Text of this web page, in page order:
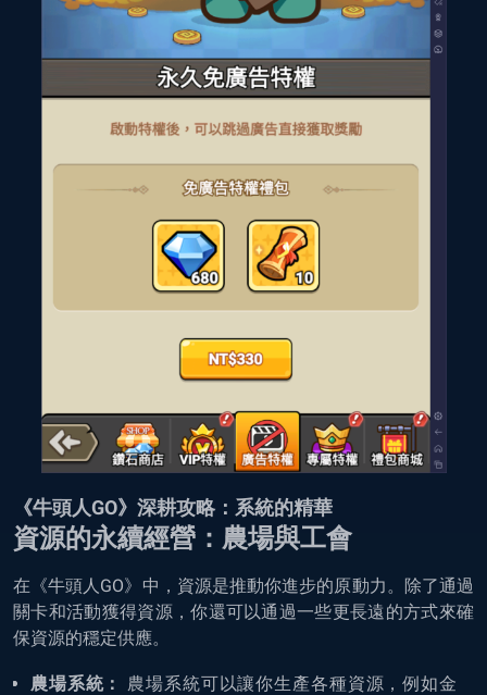
《牛頭人GO》深耕攻略：系統的精華
資源的永續經營：農場與工會
在《牛頭人GO》中，資源是推動你進步的原動力。除了通過
關卡和活動獲得資源，你還可以通過一些更長遠的方式來確
保資源的穩定供應。
農場系統：
農場系統可以讓你生產各種資源，例如金